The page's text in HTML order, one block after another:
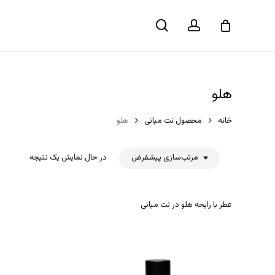
جستجوحساب
کاربری سبد خرید
هلو
خانه محصول نت میانی هلو
در حال نمایش یک نتیجه مرتب‌سازی پیشفرض
عطر با رایحه هلو در نت میانی